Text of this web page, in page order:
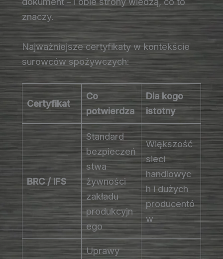
znaczy.
Najważniejsze certyfikaty w kontekście
surowców spożywczych:
Certyfikat
Co
potwierdza
Dla kogo
istotny
BRC / IFS
Standard
bezpieczeń
stwa
żywności
zakładu
produkcyjn
ego
Większość
sieci
handlowyc
h i dużych
producentó
w
Uprawy